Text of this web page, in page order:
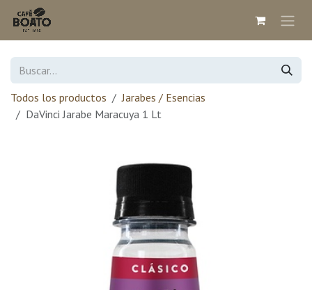
Ir al contenido
Todos los productos
Jarabes / Esencias
DaVinci Jarabe Maracuya 1 Lt